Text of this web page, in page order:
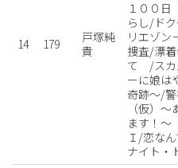
14 179
戸塚純
貴
１００日
らし/ド
リエゾン
捜査/漂
て /スカ
ーに娘は
奇跡〜/
（仮）
ます！〜
Ｉ/恋な
ナイト・